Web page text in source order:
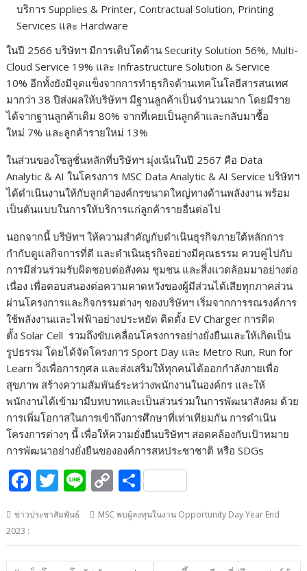
บริการ Supplies & Printer, Contractual Solution, Printing
Services และ Hardware
ในปี 2566 บริษัทฯ มีการเติบโตด้าน Security Solution 56%, Multi-
Cloud Service 19% และ Infrastructure Solution & Service
10% อีกทั้งยังมีจุดแข็งจากการทำธุรกิจด้านเทคโนโลยีสารสนเทศ
มากว่า 38 ปีส่งผลให้บริษัทฯ มีฐานลูกค้าเป็นจำนวนมาก โดยมีราย
ได้จากฐานลูกค้าเดิม 80% จากที่เคยเป็นลูกค้าและกลับมาซื้อ
ใหม่ 7% และลูกค้ารายใหม่ 13%
ในส่วนของโซลูชั่นหลักที่บริษัทฯ มุ่งเน้นในปี 2567 คือ Data
Analytic & AI ในโครงการ MSC Data Analytic & AI Service บริษัทฯ
ได้ดำเนินงานให้กับลูกค้าองค์กรขนาดใหญ่ทางด้านพลังงาน พร้อม
เป็นต้นแบบในการให้บริการแก่ลูกค้ารายอื่นต่อไป
นอกจากนี้ บริษัทฯ ให้ความสำคัญกับดำเนินธุรกิจภายใต้หลักการ
กำกับดูแลกิจการที่ดี และดำเนินธุรกิจอย่างมีคุณธรรม ควบคู่ไปกับ
การมีส่วนร่วมรับผิดชอบต่อสังคม ชุมชน และสิ่งแวดล้อมมาอย่างต่อ
เนื่อง เพื่อตอบสนองต่อความคาดหวังของผู้มีส่วนได้เสียทุกภาคส่วน
ผ่านโครงการและกิจกรรมต่างๆ ของบริษัทฯ เริ่มจากการรณรงค์การ
ใช้พลังงานและไฟฟ้าอย่างประหยัด ติดตั้ง EV Charger การติด
ตั้ง Solar Cell รวมถึงขับเคลื่อนโครงการอย่างยั่งยืนและให้เกิดเป็น
รูปธรรม โดยได้จัดโครงการ Sport Day และ Metro Run, Run for
Learn วิ่งเพื่อการกุศล และส่งเสริมให้ทุกคนได้ออกกำลังกายเพื่อ
สุขภาพ สร้างความสัมพันธ์ระหว่างพนักงานในองค์กร และให้
พนักงานได้เข้ามามีบทบาทและเป็นส่วนร่วมในการพัฒนาสังคม ด้วย
การเพิ่มโอกาสในการเข้าถึงการศึกษาที่เท่าเทียมกัน การดำเนิน
โครงการต่างๆ นี้ เพื่อให้ความยั่งยืนบริษัทฯ สอดคล้องกับเป้าหมาย
การพัฒนาอย่างยั่งยืนขององค์การสหประชาชาติ หรือ SDGs
F
e
b
T
itt
er
Li
e
C
p
y
S
h
ar
e
ข่าวประชาสัมพันธ์
MSC พบผู้ลงทุนในงาน Opportunity Day Year End
2023 :